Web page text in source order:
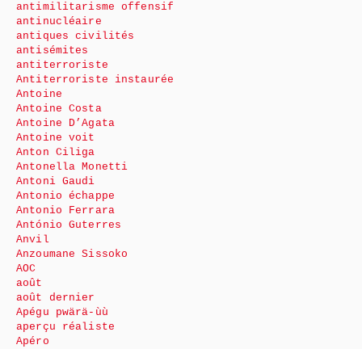
antimilitarisme offensif
antinucléaire
antiques civilités
antisémites
antiterroriste
Antiterroriste instaurée
Antoine
Antoine Costa
Antoine D’Agata
Antoine voit
Anton Ciliga
Antonella Monetti
Antoni Gaudi
Antonio échappe
Antonio Ferrara
António Guterres
Anvil
Anzoumane Sissoko
AOC
août
août dernier
Apégu pwärä-ùù
aperçu réaliste
Apéro